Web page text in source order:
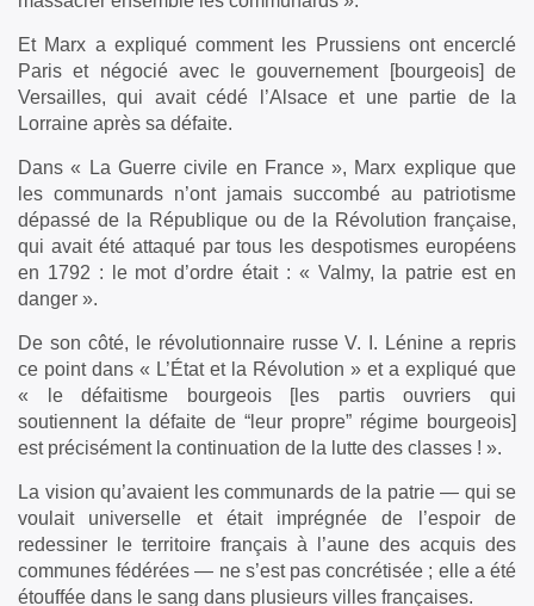
Et Marx a expliqué comment les Prussiens ont encerclé
Paris et négocié avec le gouvernement [bourgeois] de
Versailles, qui avait cédé l’Alsace et une partie de la
Lorraine après sa défaite.
Dans « La Guerre civile en France », Marx explique que
les communards n’ont jamais succombé au patriotisme
dépassé de la République ou de la Révolution française,
qui avait été attaqué par tous les despotismes européens
en 1792 : le mot d’ordre était : « Valmy, la patrie est en
danger ».
De son côté, le révolutionnaire russe V. I. Lénine a repris
ce point dans « L’État et la Révolution » et a expliqué que
« le défaitisme bourgeois [les partis ouvriers qui
soutiennent la défaite de “leur propre” régime bourgeois]
est précisément la continuation de la lutte des classes ! ».
La vision qu’avaient les communards de la patrie — qui se
voulait universelle et était imprégnée de l’espoir de
redessiner le territoire français à l’aune des acquis des
communes fédérées — ne s’est pas concrétisée ; elle a été
étouffée dans le sang dans plusieurs villes françaises.